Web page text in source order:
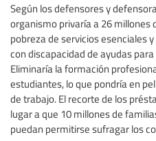
Según los defensores y
organismo privaría a 26 millones
pobreza de servicios esenciales
con discapacidad de ayudas
Eliminaría la formación
estudiantes, lo que pondría en
de trabajo. El recorte de los
lugar a que 10 millones de
puedan permitirse sufragar los